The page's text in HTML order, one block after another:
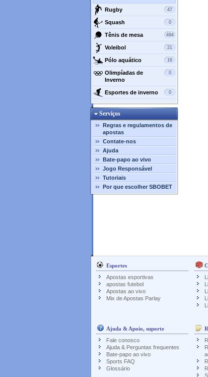
Rugby 47
Squash 0
Tênis de mesa 494
Voleibol 21
Pólo aquático 16
Olimpíadas de
Inverno
0
Esportes de inverno 0
Serviços
Regras e regulamentos de
apostas
Contate-nos
Ajuda
Bate-papo ao vivo
Jogo Responsável
Tutoriais
Por que escolher SBOBET
Esportes
Apostas esportivas
apostas futebol
Apostas ao vivo
Mix de Apostas Parlay
Ajuda & Apoio, suporte
Fale conosco
Ajuda & Perguntas frequentes
Bate-papo ao vivo
Sports FAQ
Glossário